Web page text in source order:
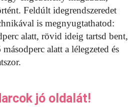
Feldúlt idegrendszeredet
is megnyugtathatod:
alatt, rövid ideig tartsd bent,
alatt a lélegzeted és
jó oldalát!